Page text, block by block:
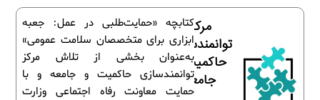
کتابچه «حمایت‌طلبی در عمل: جعبه
ابزاری برای متخصصان سلامت عمومی»
به‌عنوان بخشی از تلاش مرکز
توانمندسازی حاکمیت و جامعه و با
حمایت معاونت رفاه اجتماعی وزارت
مرکز
توانمندسازی
حاکمیت و
جامعه